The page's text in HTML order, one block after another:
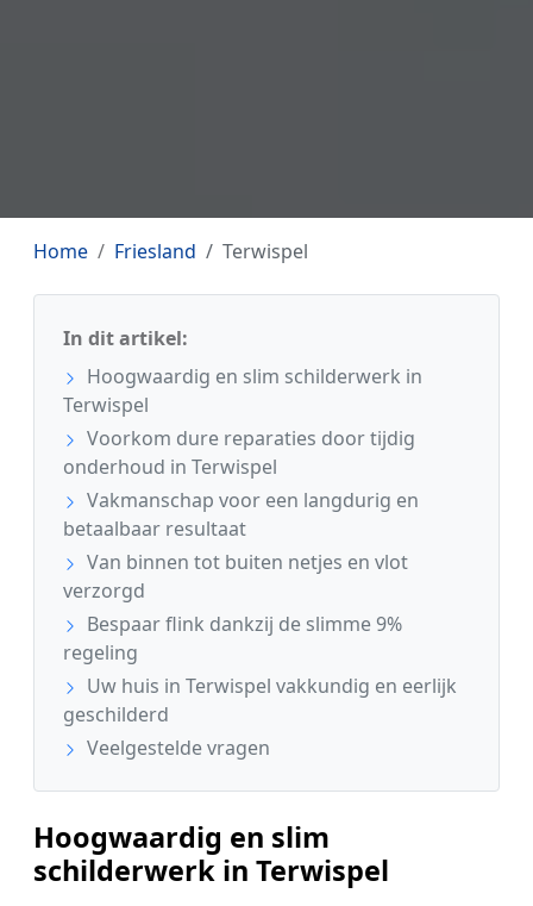
Home Friesland Terwispel
In dit artikel:
Hoogwaardig en slim schilderwerk in
Terwispel
Voorkom dure reparaties door tijdig
onderhoud in Terwispel
Vakmanschap voor een langdurig en
betaalbaar resultaat
Van binnen tot buiten netjes en vlot
verzorgd
Bespaar flink dankzij de slimme 9%
regeling
Uw huis in Terwispel vakkundig en eerlijk
geschilderd
Veelgestelde vragen
Hoogwaardig en slim
schilderwerk in Terwispel